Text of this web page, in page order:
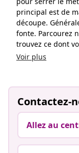
Allez au
Discutez